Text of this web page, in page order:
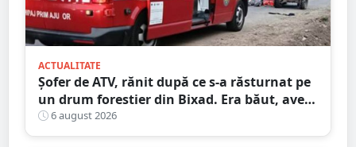
ACTUALITATE
Șofer de ATV, rănit după ce s-a răsturnat pe
un drum forestier din Bixad. Era băut, avea
permisul anulat, iar vehiculul nu era
înmatriculat
6 august 2026